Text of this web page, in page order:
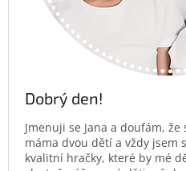
Dobrý den!
Jmenuji se Jana a doufám, že
máma dvou dětí a vždy jsem
kvalitní hračky, které by mé